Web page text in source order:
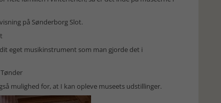
på Sønderborg Slot.
eget musikinstrument som man gjorde det i
mulighed for, at I kan opleve museets udstillinger.